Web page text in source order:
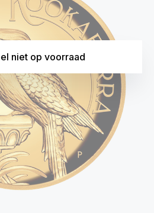
niet op voorraad